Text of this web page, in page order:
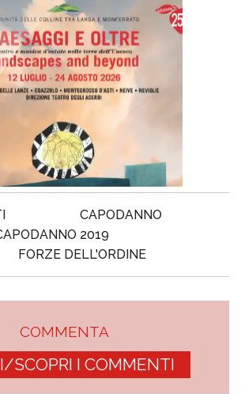
CAPODANNO
2019
FORZE DELL'ORDINE
COMMENTA
SCOPRI I COMMENTI